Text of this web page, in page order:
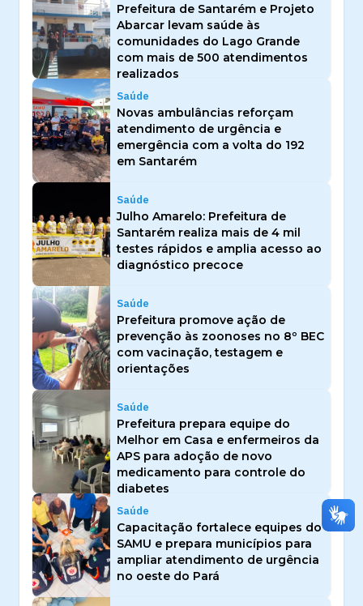
Prefeitura de Santarém e Projeto
Abarcar levam saúde às
comunidades do Lago Grande
com mais de 500 atendimentos
realizados
Saúde
Novas ambulâncias reforçam
atendimento de urgência e
emergência com a volta do 192
em Santarém
Saúde
Julho Amarelo: Prefeitura de
Santarém realiza mais de 4 mil
testes rápidos e amplia acesso ao
diagnóstico precoce
Saúde
Prefeitura promove ação de
prevenção às zoonoses no 8º BEC
com vacinação, testagem e
orientações
Saúde
Prefeitura prepara equipe do
Melhor em Casa e enfermeiros da
APS para adoção de novo
medicamento para controle do
diabetes
Saúde
Capacitação fortalece equipes do
SAMU e prepara municípios para
ampliar atendimento de urgência
no oeste do Pará